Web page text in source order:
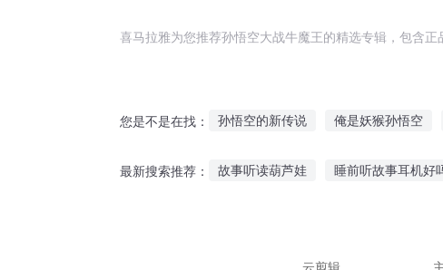
喜马拉雅为您推荐孙悟空大战牛魔王的精选专辑，包含
您是不是在找： 孙悟空的新传说 俺是妖猴孙悟空
最新搜索推荐： 故事听读葫芦娃 睡前听故事耳机好
云剪辑